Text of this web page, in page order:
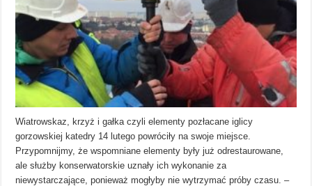
Wiatrowskaz, krzyż i gałka czyli elementy pozłacane iglicy
gorzowskiej katedry 14 lutego powróciły na swoje miejsce.
Przypomnijmy, że wspomniane elementy były już odrestaurowane,
ale służby konserwatorskie uznały ich wykonanie za
niewystarczające, ponieważ mogłyby nie wytrzymać próby czasu. –